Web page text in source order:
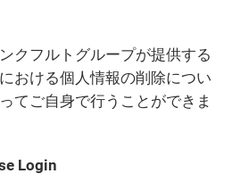
クフルトグループが提供する
おける個人情報の削除につい
てご自身で行うことができま
Login